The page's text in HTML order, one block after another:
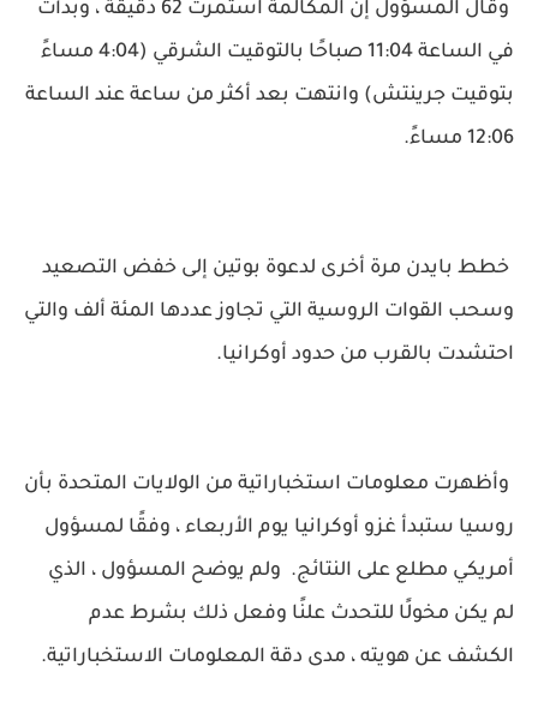
وقال المسؤول إن المكالمة استمرت 62 دقيقة ، وبدأت
في الساعة 11:04 صباحًا بالتوقيت الشرقي (4:04 مساءً
بتوقيت جرينتش) وانتهت بعد أكثر من ساعة عند الساعة
12:06 مساءً.
خطط بايدن مرة أخرى لدعوة بوتين إلى خفض التصعيد
وسحب القوات الروسية التي تجاوز عددها المئة ألف والتي
احتشدت بالقرب من حدود أوكرانيا.
وأظهرت معلومات استخباراتية من الولايات المتحدة بأن
روسيا ستبدأ غزو أوكرانيا يوم الأربعاء ، وفقًا لمسؤول
أمريكي مطلع على النتائج. ولم يوضح المسؤول ، الذي
لم يكن مخولًا للتحدث علنًا وفعل ذلك بشرط عدم
الكشف عن هويته ، مدى دقة المعلومات الاستخباراتية.